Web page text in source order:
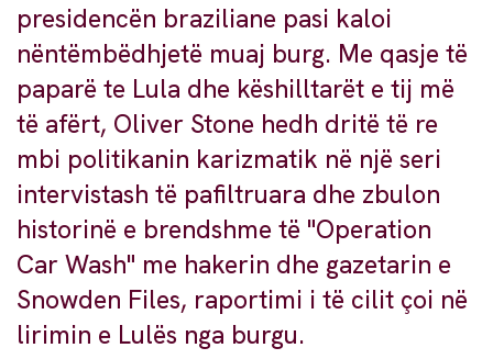
presidencën braziliane pasi kaloi
nëntëmbëdhjetë muaj burg. Me qasje të
paparë te Lula dhe këshilltarët e tij më
të afërt, Oliver Stone hedh dritë të re
mbi politikanin karizmatik në një seri
intervistash të pafiltruara dhe zbulon
historinë e brendshme të "Operation
Car Wash" me hakerin dhe gazetarin e
Snowden Files, raportimi i të cilit çoi në
lirimin e Lulës nga burgu.